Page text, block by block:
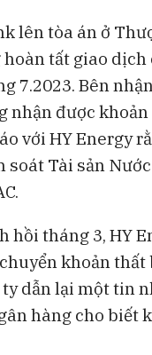
lên tòa án ở
tất giao dịch
7.2023. Bên
nhận được
với HY Energy
soát Tài sản
hồi tháng 3, HY
khoản thất
dẫn lại một tin
hàng cho biết